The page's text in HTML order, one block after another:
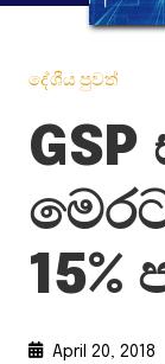
දේශීය පුවත්
April 20, 2018